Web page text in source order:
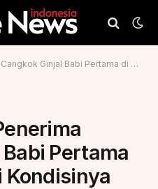
Babi Pertama di Dunia, Begini Kondisinya
Pertama
Kondisinya